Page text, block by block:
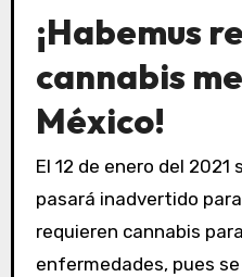
¡Habemus
cannabis
México!
El 12 de enero del 2021 será un día que no
pasará inadvertido
requieren cannabis
enfermedades, pues